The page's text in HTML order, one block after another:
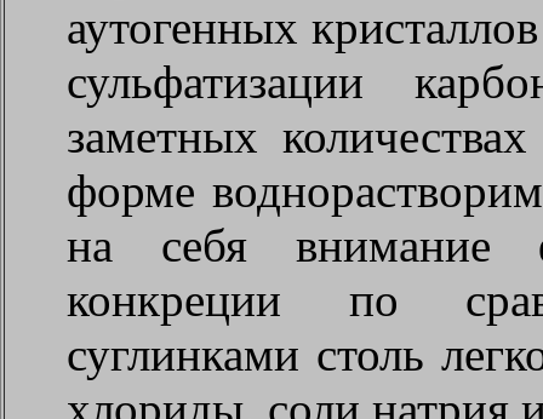
аутогенных
сульфатизации
заметных
форме
на себя внимание
конкреции по
суглинками столь